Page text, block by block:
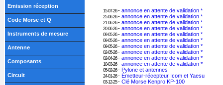
15-07-26- annonce en attente de validation *
25-06-26- annonce en attente de validation *
21-06-26- annonce en attente de validation *
20-06-26- annonce en attente de validation *
09-05-26- annonce en attente de validation *
09-05-26- annonce en attente de validation *
09-05-26- annonce en attente de validation *
02-05-26- annonce en attente de validation *
02-04-26- annonce en attente de validation *
10-03-26- annonce en attente de validation *
05-02-26- Pylone et antennes
24-01-26- Émetteur-récepteur Icom et Yaesu
03-12-25- Clé Morse Kenpro KP-100
Emission réception
Code Morse et Q
Instruments de mesure
Antenne
Composants
Circuit